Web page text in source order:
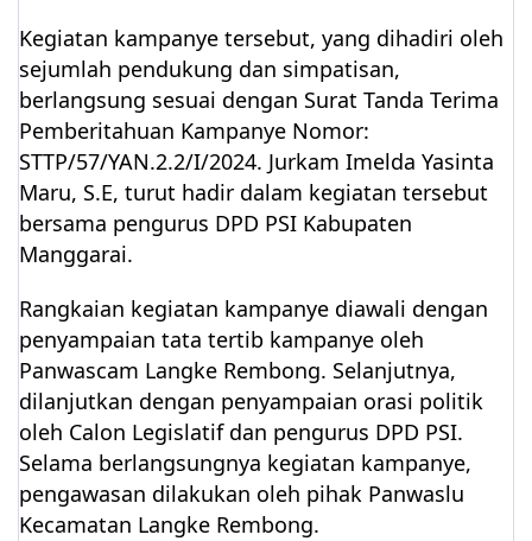
Kegiatan kampanye tersebut, yang dihadiri oleh
sejumlah pendukung dan simpatisan,
berlangsung sesuai dengan Surat Tanda Terima
Pemberitahuan Kampanye Nomor:
STTP/57/YAN.2.2/I/2024. Jurkam Imelda Yasinta
Maru, S.E, turut hadir dalam kegiatan tersebut
bersama pengurus DPD PSI Kabupaten
Manggarai.
Rangkaian kegiatan kampanye diawali dengan
penyampaian tata tertib kampanye oleh
Panwascam Langke Rembong. Selanjutnya,
dilanjutkan dengan penyampaian orasi politik
oleh Calon Legislatif dan pengurus DPD PSI.
Selama berlangsungnya kegiatan kampanye,
pengawasan dilakukan oleh pihak Panwaslu
Kecamatan Langke Rembong.